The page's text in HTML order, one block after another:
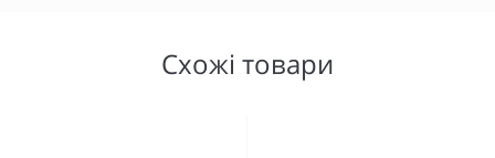
Схожі товари